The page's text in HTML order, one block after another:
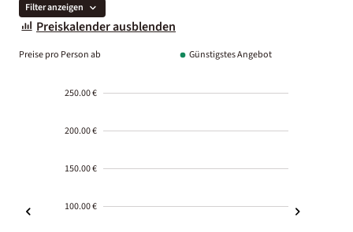
Filter anzeigen
Preiskalender ausblenden
Preise pro Person ab Günstigstes Angebot
250.00 €
200.00 €
150.00 €
100.00 €